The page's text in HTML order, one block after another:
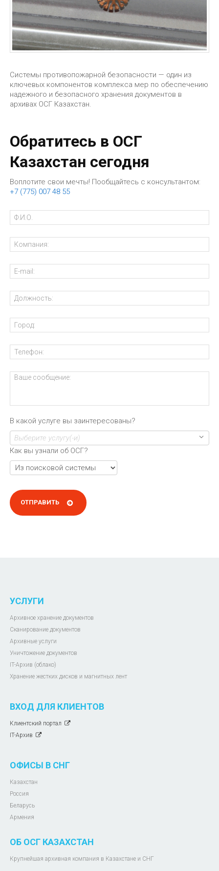
Системы противопожарной безопасности — один из
ключевых компонентов комплекса мер по обеспечению
надежного и безопасного хранения документов в
архивах ОСГ Казахстан.
Обратитесь в ОСГ
Казахстан сегодня
Воплотите свои мечты! Пообщайтесь с консультантом:
+7 (775) 007 48 55
В какой услуге вы заинтересованы?
Выберите услугу(-и)
Как вы узнали об ОСГ?
УСЛУГИ
Архивное хранение документов
Сканирование документов
Архивные услуги
Уничтожение документов
IT-Архив (облако)
Хранение жестких дисков и магнитных лент
ВХОД ДЛЯ КЛИЕНТОВ
Клиентский портал
IT-Архив
ОФИСЫ В СНГ
Казахстан
Россия
Беларусь
Армения
ОБ ОСГ КАЗАХСТАН
Крупнейшая архивная компания в Казахстане и СНГ